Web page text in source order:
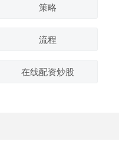
策略
流程
在线配资炒股